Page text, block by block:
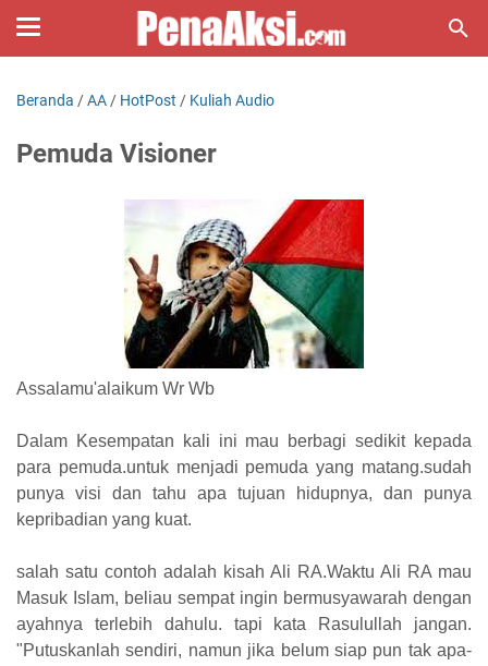
Beranda /AA / HotPost / Kuliah Audio
Pemuda Visioner
Assalamu'alaikum Wr Wb
Dalam Kesempatan kali ini mau berbagi sedikit kepada
para pemuda.untuk menjadi pemuda yang matang.sudah
punya visi dan tahu apa tujuan hidupnya, dan punya
kepribadian yang kuat.
salah satu contoh adalah kisah Ali RA.Waktu Ali RA mau
Masuk Islam, beliau sempat ingin bermusyawarah dengan
ayahnya terlebih dahulu. tapi kata Rasulullah jangan.
"Putuskanlah sendiri, namun jika belum siap pun tak apa-